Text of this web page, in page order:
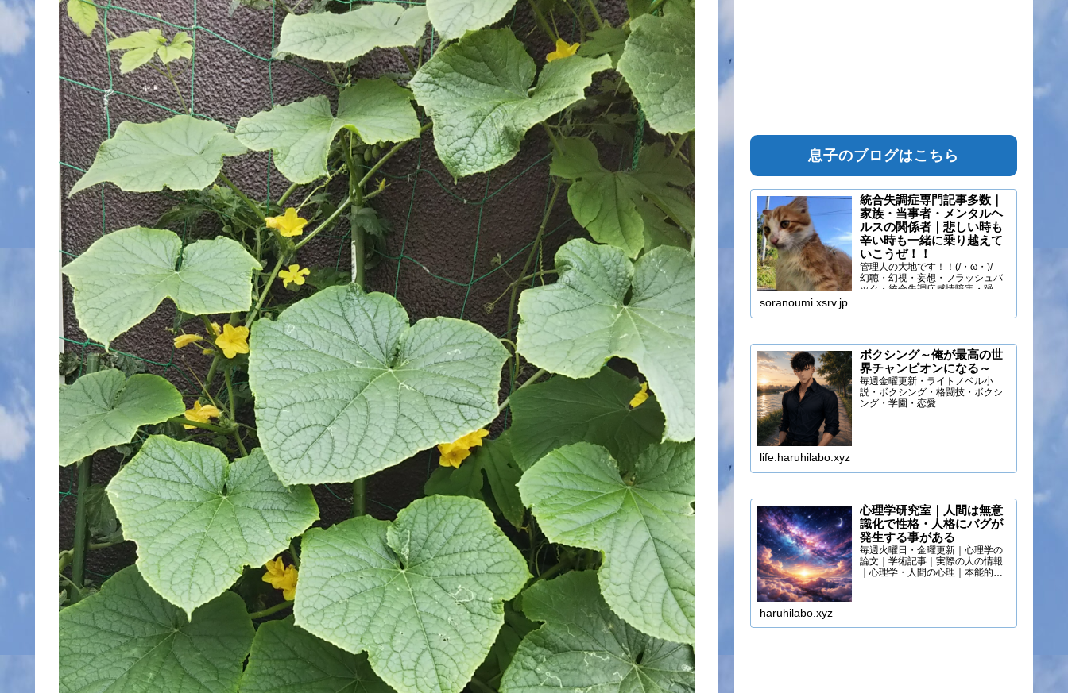
息子のブログはこちら
統合失調症専門記事多数｜
家族・当事者・メンタルヘ
ルスの関係者｜悲しい時も
辛い時も一緒に乗り越えて
いこうぜ！！
管理人の大地です！！(/・ω・)/
幻聴・幻視・妄想・フラッシュバ
ック・統合失調症感情障害・躁う
soranoumi.xsrv.jp
ボクシング～俺が最高の世
界チャンピオンになる～
毎週金曜更新・ライトノベル小
説・ボクシング・格闘技・ボクシ
ング・学園・恋愛
life.haruhilabo.xyz
心理学研究室｜人間は無意
識化で性格・人格にバグが
発生する事がある
毎週火曜日・金曜更新｜心理学の
論文｜学術記事｜実際の人の情報
｜心理学・人間の心理｜本能的心
haruhilabo.xyz